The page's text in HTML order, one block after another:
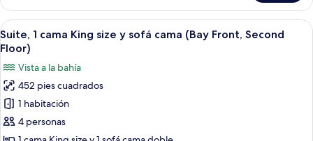
Second
Floor)
2
camas
Queen
size
Front,
Second
Floor)
Abrir
todas
fotos
de
Suite,
1
Habitación de hotel con sofá,
6
Suite, 1 cama King size y sofá cama (Bay Front, Second
Floor)
Vista a la bahía
452 pies cuadrados
1 habitación
4 personas